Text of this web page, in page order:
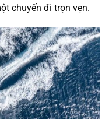
chuyến đi trọn vẹn.